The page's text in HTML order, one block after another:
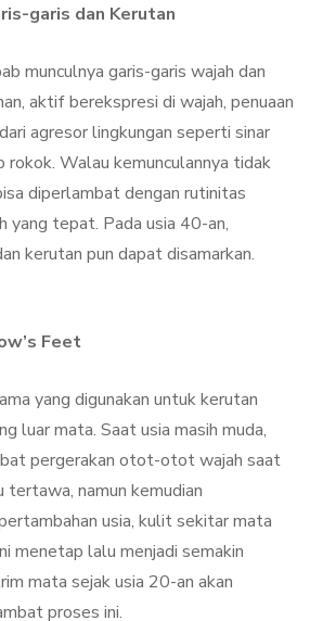
garis dan Kerutan
munculnya garis-garis wajah dan
aktif berekspresi di wajah, penuaan
agresor lingkungan seperti sinar
rokok. Walau kemunculannya tidak
diperlambat dengan rutinitas
yang tepat. Pada usia 40-an,
kerutan pun dapat disamarkan.
Feet
yang digunakan untuk kerutan
luar mata. Saat usia masih muda,
pergerakan otot-otot wajah saat
namun kemudian
usia, kulit sekitar mata
menetap lalu menjadi semakin
mata sejak usia 20-an akan
proses ini.